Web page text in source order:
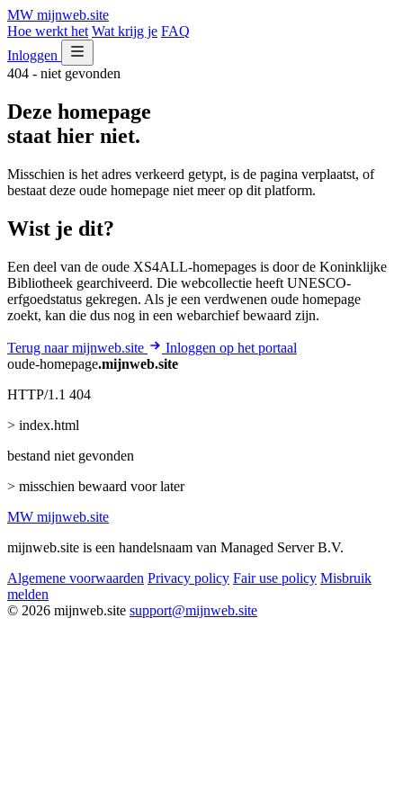
MW mijnweb.site
Hoe werkt het Wat krijg je FAQ
Inloggen
404 - niet gevonden
Deze homepage
staat hier niet.
Misschien is het adres verkeerd getypt, is de pagina verplaatst, of
bestaat deze oude homepage niet meer op dit platform.
Wist je dit?
Een deel van de oude XS4ALL-homepages is door de Koninklijke
Bibliotheek gearchiveerd. Die webcollectie heeft UNESCO-
erfgoedstatus gekregen. Als je een verdwenen oude homepage
zoekt, kan die dus nog in een webarchief bewaard zijn.
Terug naar mijnweb.site
Inloggen op het portaal
oude-homepage.mijnweb.site
HTTP/1.1 404
> index.html
bestand niet gevonden
> misschien bewaard voor later
MW mijnweb.site
mijnweb.site is een handelsnaam van Managed Server B.V.
Algemene voorwaarden Privacy policy Fair use policy Misbruik
melden
© 2026 mijnweb.site support@mijnweb.site